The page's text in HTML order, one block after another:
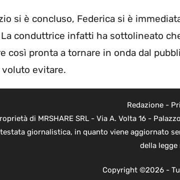
si è concluso, Federica si è
conduttrice infatti ha sottolineato
così pronta a tornare in onda dal
evitare.
Redazione-
di MRSHARE SRL - Via A. Volta 16 -
giornalistica, in quanto viene aggiornato
della legge
Copyright ©2026 -